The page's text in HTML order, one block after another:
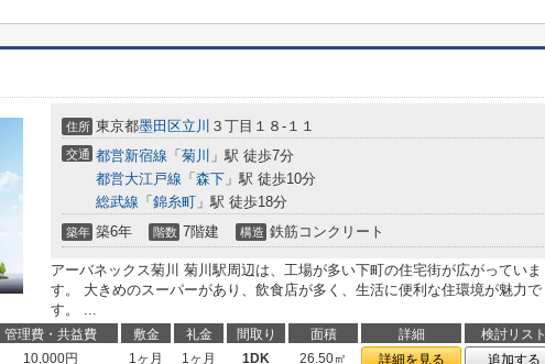
住所 東京都墨田区立川 ３丁目１８-１１
交通 都営新宿線 「 菊川 」駅 徒歩7分
都営大江戸線 「 森下 」駅 徒歩10分
総武線 「 錦糸町 」駅 徒歩18分
築年 築6年 階数 7階建 構造 鉄筋コンクリート
アーバネックス菊川 菊川駅周辺は、工場が多い下町の住宅街が広がっていま
す。 大きめのスーパーがあり、飲食店が多く、生活に便利な住環境が魅力で
す。 ...
管理費・共益費 敷金 礼金 間取り 面積 詳細
検討リスト
10,000円 1ヶ月 1ヶ月 1DK 26.50㎡ 詳細を見る 追加する